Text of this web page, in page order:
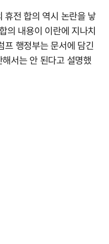
휴전 합의 역시 논란을 낳
의 내용이 이란에 지나치
프 행정부는 문서에 담긴
서는 안 된다고 설명했